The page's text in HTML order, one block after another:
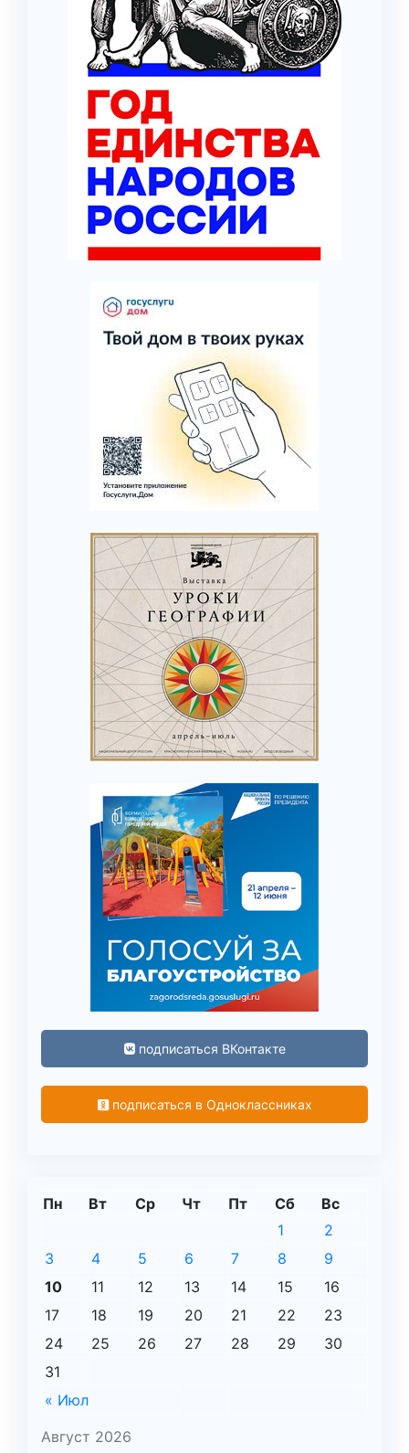
подписаться ВКонтакте
подписаться в Одноклассниках
Август 2026
Пн Вт Ср Чт Пт Сб Вс
« Июл
1
2
3
4 5 6 7 8
9
10
11 12 13 14 15
16
17
18 19 20 21 22
23
24
25 26 27 28 29
30
31